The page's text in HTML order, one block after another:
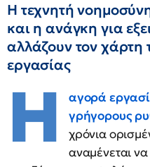
Η τεχνητή
και η ανάγκη για
αλλάζουν τον χάρτη
εργασίας
Η αγορά
γρήγορους
χρόνια
αναμένεται να